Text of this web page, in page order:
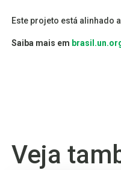
Este projeto está alinhado
Saiba mais em
Veja